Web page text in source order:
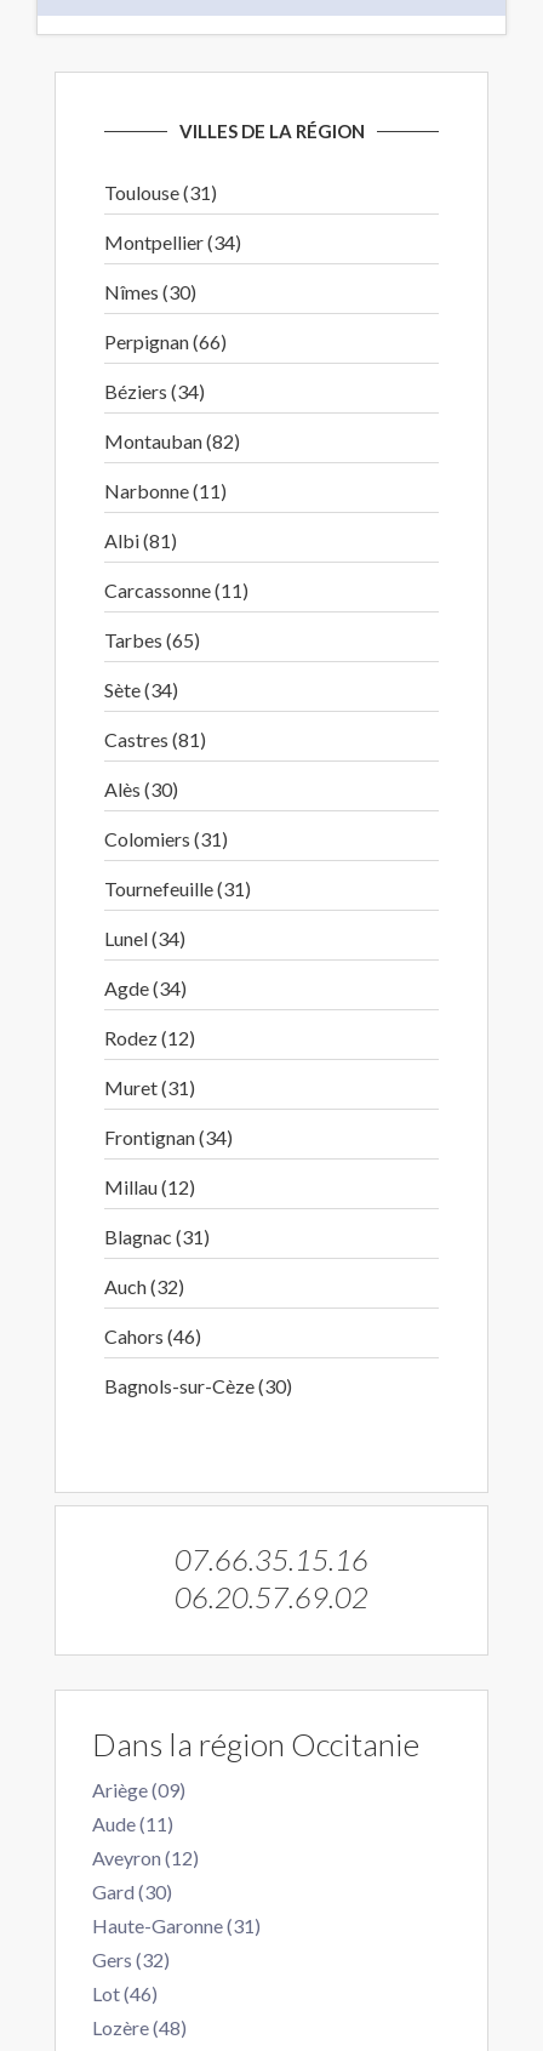
VILLES DE LA RÉGION
Toulouse (31)
Montpellier (34)
Nîmes (30)
Perpignan (66)
Béziers (34)
Montauban (82)
Narbonne (11)
Albi (81)
Carcassonne (11)
Tarbes (65)
Sète (34)
Castres (81)
Alès (30)
Colomiers (31)
Tournefeuille (31)
Lunel (34)
Agde (34)
Rodez (12)
Muret (31)
Frontignan (34)
Millau (12)
Blagnac (31)
Auch (32)
Cahors (46)
Bagnols-sur-Cèze (30)
07.66.35.15.16
06.20.57.69.02
Dans la région Occitanie
Ariège (09)
Aude (11)
Aveyron (12)
Gard (30)
Haute-Garonne (31)
Gers (32)
Lot (46)
Lozère (48)